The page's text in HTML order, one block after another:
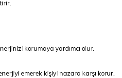
korumaya yardımcı olur.
emerek kişiyi nazara karşı korur.